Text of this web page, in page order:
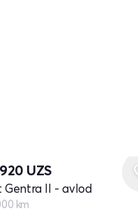
UZS
Gentra II - avlod
km